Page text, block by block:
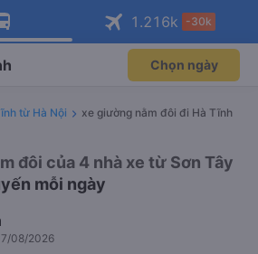
Vexere ngay!
đãi thành viên độc
Mở app
Vexere
khi đặt vé máy bay qua
Mở app
1.216k -30k
Chọn ngày
từ Hà Nội
xe giường nằm đôi đi Hà Tĩnh
đôi của 4 nhà xe từ Sơn Tây
mỗi ngày
08/2026